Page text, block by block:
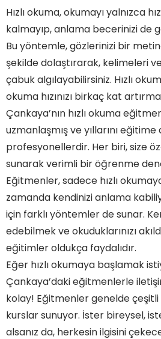
Hızlı okuma, okumayı yalnızca
kalmayıp, anlama becerinizi de
Bu yöntemle, gözlerinizi bir
şekilde dolaştırarak, kelimeleri
çabuk algılayabilirsiniz. Hızlı
okuma hızınızı birkaç kat
Çankaya’nın hızlı okuma
uzmanlaşmış ve yıllarını eğitime
profesyonellerdir. Her biri, size
sunarak verimli bir öğrenme
Eğitmenler, sadece hızlı
zamanda kendinizi anlama
için farklı yöntemler de sunar.
edebilmek ve okuduklarınızı
eğitimler oldukça faydalıdır.
Eğer hızlı okumaya başlamak
Çankaya’daki eğitmenlerle
kolay! Eğitmenler genelde
kurslar sunuyor. İster bireysel,
alsanız da, herkesin ilgisini